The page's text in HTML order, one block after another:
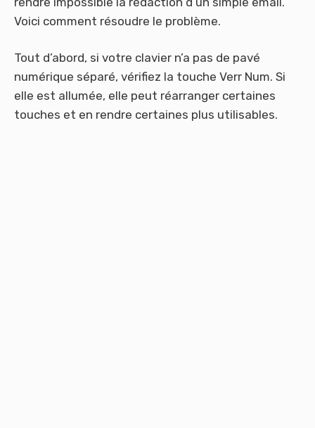
Voici comment résoudre le problème.
Tout d’abord, si votre clavier n’a pas de pavé
numérique séparé, vérifiez la touche Verr Num. Si
elle est allumée, elle peut réarranger certaines
touches et en rendre certaines plus utilisables.